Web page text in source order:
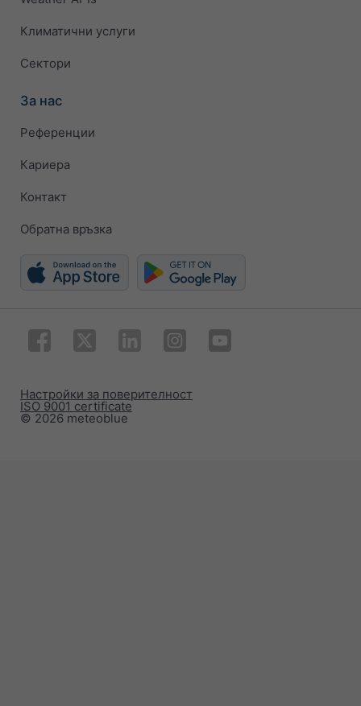
Климатични услуги
Сектори
За нас
Референции
Кариера
Контакт
Обратна връзка
© 2026 meteoblue
ISO 9001 certificate
Настройки за поверителност